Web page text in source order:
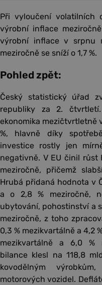
Při vyloučení volatilních
výrobní inflace
výrobní inflace v srpnu
meziročně se sníží o 1,7 %.
Pohled zpět:
Český statistický úřad
republiky za 2.
ekonomika mezičtvrtletně
%, hlavně díky
investice rostly jen
negativně. V EU činil růst
meziročně, přičemž
Hrubá přidaná hodnota v
a o 2,8 % meziročně,
ubytování, pohostinství a
meziročně, z toho
0,3 % mezikvartálně a 4,2
mezikvartálně a 6,0 %
bilance klesl na 118,8
kovodělným
motorových vozidel.